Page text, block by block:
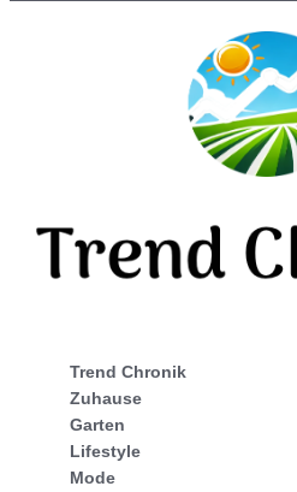
Trend Chronik
Zuhause
Garten
Lifestyle
Mode